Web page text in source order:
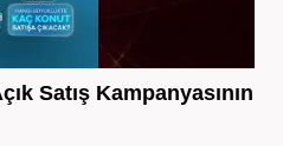
Satış Kampanyasının